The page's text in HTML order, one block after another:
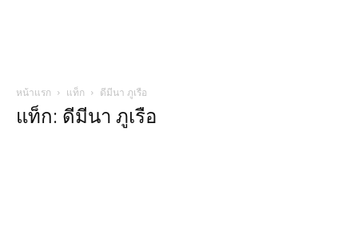
หน้าแรก แท็ก ดีมีนา ภูเรือ
แท็ก: ดีมีนา ภูเรือ